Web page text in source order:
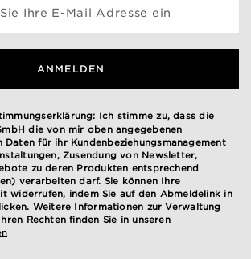
Ihre E-Mail Adresse ein
ANMELDEN
Ich stimme zu, dass die
die von mir oben angegebenen
Daten für ihr Kundenbeziehungsmanagement
Zusendung von Newsletter,
zu deren Produkten entsprechend
verarbeiten darf. Sie können Ihre
widerrufen, indem Sie auf den Abmeldelink in
Weitere Informationen zur Verwaltung
Rechten finden Sie in unseren